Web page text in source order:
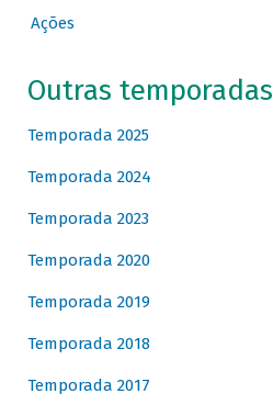
Ações
Outras temporadas
Temporada 2025
Temporada 2024
Temporada 2023
Temporada 2020
Temporada 2019
Temporada 2018
Temporada 2017